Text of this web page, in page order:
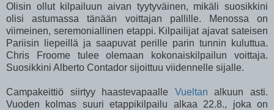
Olisin ollut kilpailuun aivan tyytyväinen, mikäli suosikkini
olisi astumassa tänään voittajan pallille. Menossa on
viimeinen, seremoniallinen etappi. Kilpailijat ajavat sateisen
Pariisin liepeillä ja saapuvat perille parin tunnin kuluttua.
Chris Froome tulee olemaan kokonaiskilpailun voittaja.
Suosikkini Alberto Contador sijoittuu viidennelle sijalle.
Campakeittiö siirtyy haastevapaalle Vueltan alkuun asti.
Vuoden kolmas suuri etappikilpailu alkaa 22.8., joka on